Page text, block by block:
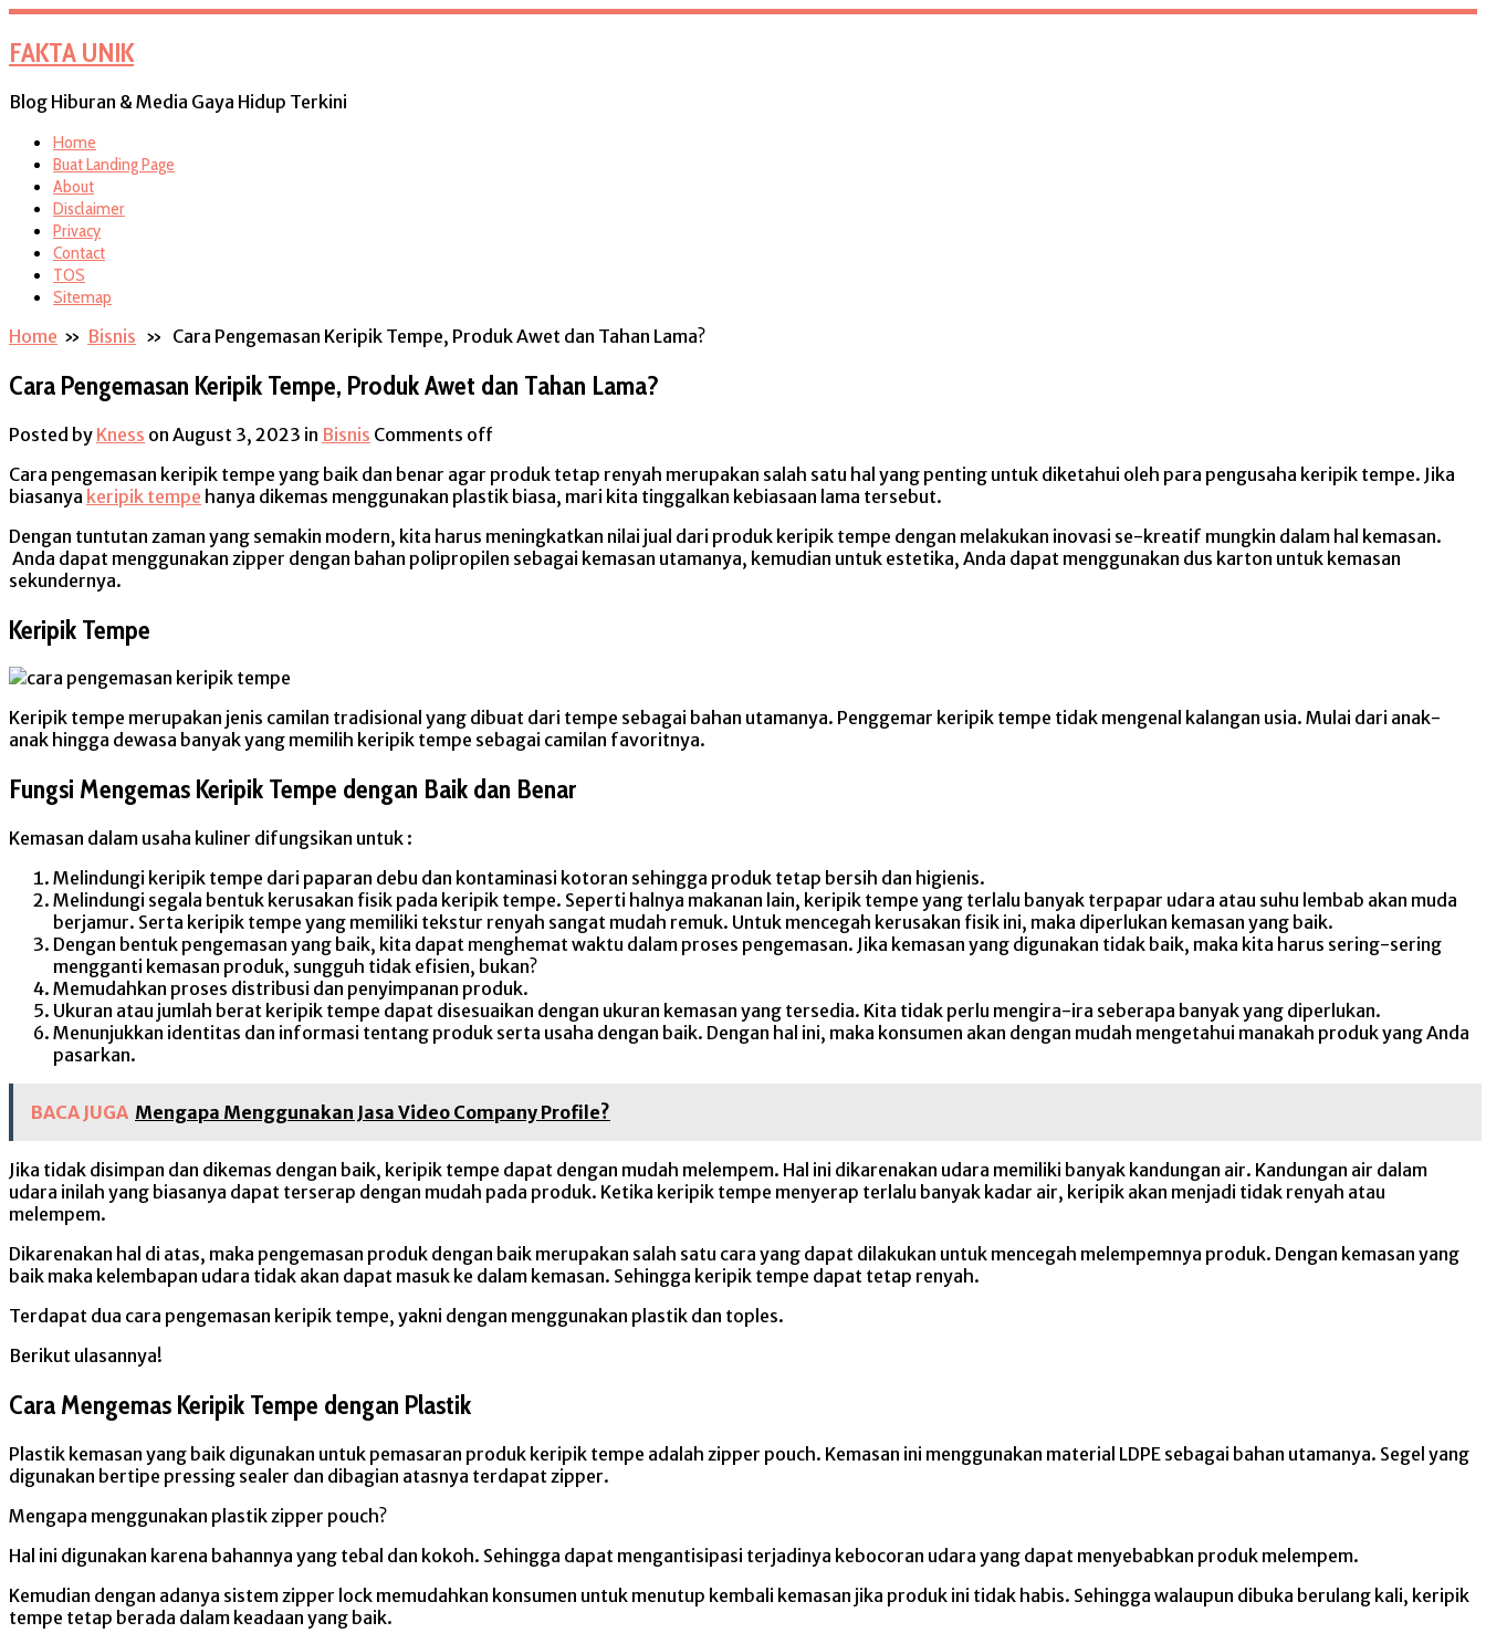
FAKTA UNIK
Blog Hiburan & Media Gaya Hidup Terkini
Home
Buat Landing Page
About
Disclaimer
Privacy
Contact
TOS
Sitemap
Home » Bisnis » Cara Pengemasan Keripik Tempe, Produk Awet dan Tahan Lama?
Cara Pengemasan Keripik Tempe, Produk Awet dan Tahan Lama?
Posted by Kness on August 3, 2023 in Bisnis Comments off
Cara pengemasan keripik tempe yang baik dan benar agar produk tetap renyah merupakan salah satu hal yang penting untuk diketahui oleh para pengusaha keripik tempe. Jika
biasanya keripik tempe hanya dikemas menggunakan plastik biasa, mari kita tinggalkan kebiasaan lama tersebut.
Dengan tuntutan zaman yang semakin modern, kita harus meningkatkan nilai jual dari produk keripik tempe dengan melakukan inovasi se-kreatif mungkin dalam hal kemasan.
Anda dapat menggunakan zipper dengan bahan polipropilen sebagai kemasan utamanya, kemudian untuk estetika, Anda dapat menggunakan dus karton untuk kemasan
sekundernya.
Keripik Tempe
Keripik tempe merupakan jenis camilan tradisional yang dibuat dari tempe sebagai bahan utamanya. Penggemar keripik tempe tidak mengenal kalangan usia. Mulai dari anak-
anak hingga dewasa banyak yang memilih keripik tempe sebagai camilan favoritnya.
Fungsi Mengemas Keripik Tempe dengan Baik dan Benar
Kemasan dalam usaha kuliner difungsikan untuk :
Melindungi keripik tempe dari paparan debu dan kontaminasi kotoran sehingga produk tetap bersih dan higienis.
Melindungi segala bentuk kerusakan fisik pada keripik tempe. Seperti halnya makanan lain, keripik tempe yang terlalu banyak terpapar udara atau suhu lembab akan muda
berjamur. Serta keripik tempe yang memiliki tekstur renyah sangat mudah remuk. Untuk mencegah kerusakan fisik ini, maka diperlukan kemasan yang baik.
Dengan bentuk pengemasan yang baik, kita dapat menghemat waktu dalam proses pengemasan. Jika kemasan yang digunakan tidak baik, maka kita harus sering-sering
mengganti kemasan produk, sungguh tidak efisien, bukan?
Memudahkan proses distribusi dan penyimpanan produk.
Ukuran atau jumlah berat keripik tempe dapat disesuaikan dengan ukuran kemasan yang tersedia. Kita tidak perlu mengira-ira seberapa banyak yang diperlukan.
Menunjukkan identitas dan informasi tentang produk serta usaha dengan baik. Dengan hal ini, maka konsumen akan dengan mudah mengetahui manakah produk yang Anda
pasarkan.
BACA JUGA Mengapa Menggunakan Jasa Video Company Profile?
Jika tidak disimpan dan dikemas dengan baik, keripik tempe dapat dengan mudah melempem. Hal ini dikarenakan udara memiliki banyak kandungan air. Kandungan air dalam
udara inilah yang biasanya dapat terserap dengan mudah pada produk. Ketika keripik tempe menyerap terlalu banyak kadar air, keripik akan menjadi tidak renyah atau
melempem.
Dikarenakan hal di atas, maka pengemasan produk dengan baik merupakan salah satu cara yang dapat dilakukan untuk mencegah melempemnya produk. Dengan kemasan yang
baik maka kelembapan udara tidak akan dapat masuk ke dalam kemasan. Sehingga keripik tempe dapat tetap renyah.
Terdapat dua cara pengemasan keripik tempe, yakni dengan menggunakan plastik dan toples.
Berikut ulasannya!
Cara Mengemas Keripik Tempe dengan Plastik
Plastik kemasan yang baik digunakan untuk pemasaran produk keripik tempe adalah zipper pouch. Kemasan ini menggunakan material LDPE sebagai bahan utamanya. Segel yang
digunakan bertipe pressing sealer dan dibagian atasnya terdapat zipper.
Mengapa menggunakan plastik zipper pouch?
Hal ini digunakan karena bahannya yang tebal dan kokoh. Sehingga dapat mengantisipasi terjadinya kebocoran udara yang dapat menyebabkan produk melempem.
Kemudian dengan adanya sistem zipper lock memudahkan konsumen untuk menutup kembali kemasan jika produk ini tidak habis. Sehingga walaupun dibuka berulang kali, keripik
tempe tetap berada dalam keadaan yang baik.